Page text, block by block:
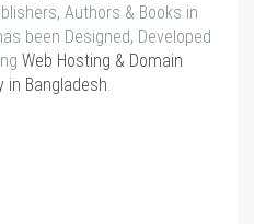
Authors & Books in
been Designed, Developed
Web Hosting & Domain
in Bangladesh.